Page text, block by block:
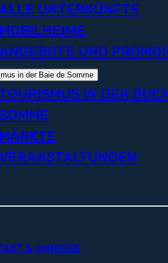
UNTERKÜNFTE
MOBILHEIME
UND
in der Baie de Somme
IN DER
SOMME
MÄRKTE
& ANREISE